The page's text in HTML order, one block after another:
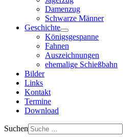
Damenzug
Schwarze Männer
Geschichte
Königsgespanne
Fahnen
Auszeichnungen
ehemalige Schießbahn
Bilder
Links
Kontakt
Termine
Download
Suchen